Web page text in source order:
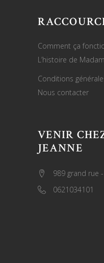
Comment ça
L’histoire de
Conditions
Nous contacter
VENIR
JEANNE
989 grand rue
0621034101